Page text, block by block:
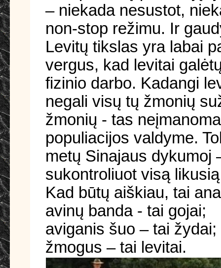
– niekada nesustot,
non-stop režimu. Ir
Levitų tikslas yra labai
vergus, kad levitai
fizinio darbo. Kadangi
negali visų tų žmonių
žmonių - tas
populiacijos valdyme.
metų Sinajaus dykumoj
sukontroliuot visą
Kad būtų aiškiau, tai
avinų banda - tai gojai;
aviganis šuo – tai žydai;
žmogus – tai levitai.